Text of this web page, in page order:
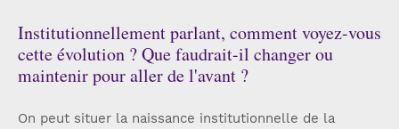
Institutionnellement parlant, comment voyez-vous
cette évolution ? Que faudrait-il changer ou
maintenir pour aller de l'avant ?
On peut situer la naissance institutionnelle de la